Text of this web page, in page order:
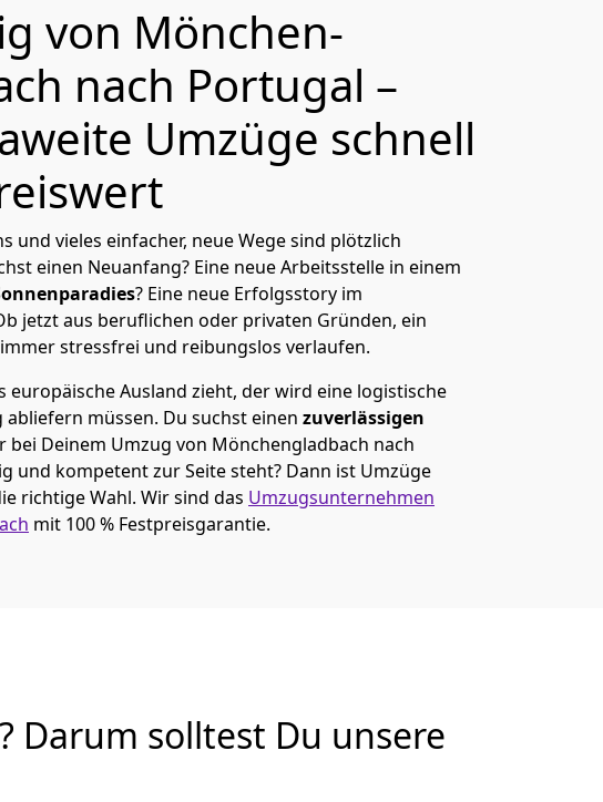
von Mönchen­
nach Portugal –
Umzüge schnell
und vieles einfacher, neue Wege sind plötzlich
einen Neuanfang? Eine neue Arbeitsstelle in einem
? Eine neue Erfolgsstory im
jetzt aus beruflichen oder privaten Gründen, ein
stressfrei und reibungslos verlaufen.
europäische Ausland zieht, der wird eine logistische
müssen. Du suchst einen zuverlässigen
bei Deinem Umzug von Mönchen­gladbach nach
und kompetent zur Seite steht? Dann ist Umzüge
richtige Wahl. Wir sind das Umzugsunternehmen
mit 100 % Festpreisgarantie.
Darum solltest Du unsere